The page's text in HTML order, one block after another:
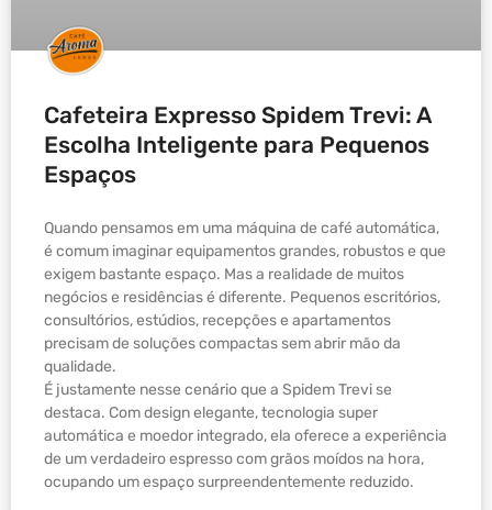
Cafeteira Expresso Spidem Trevi: A
Escolha Inteligente para Pequenos
Espaços
Quando pensamos em uma máquina de café automática,
é comum imaginar equipamentos grandes, robustos e que
exigem bastante espaço. Mas a realidade de muitos
negócios e residências é diferente. Pequenos escritórios,
consultórios, estúdios, recepções e apartamentos
precisam de soluções compactas sem abrir mão da
qualidade.
É justamente nesse cenário que a Spidem Trevi se
destaca. Com design elegante, tecnologia super
automática e moedor integrado, ela oferece a experiência
de um verdadeiro espresso com grãos moídos na hora,
ocupando um espaço surpreendentemente reduzido.